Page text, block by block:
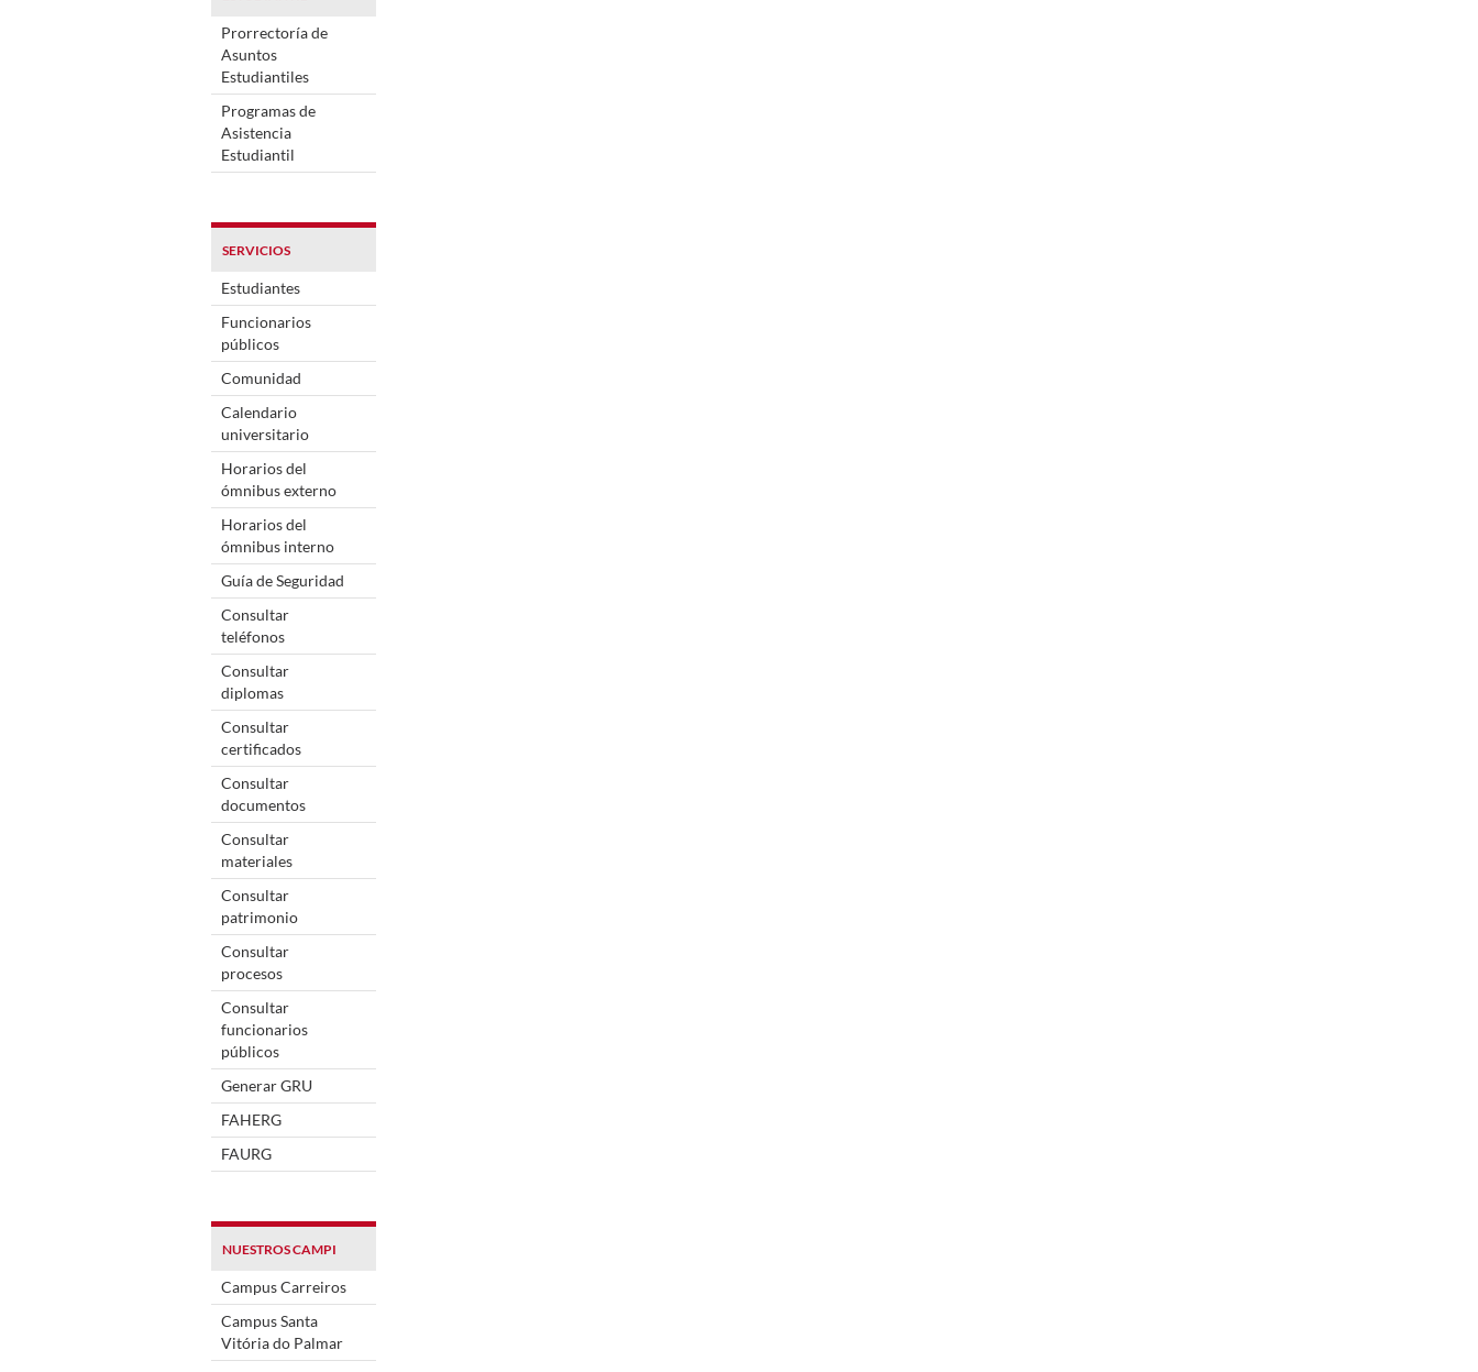
Prorrectoría de
Asuntos
Estudiantiles
Programas de
Asistencia
Estudiantil
SERVICIOS
Estudiantes
Funcionarios
públicos
Comunidad
Calendario
universitario
Horarios del
ómnibus externo
Horarios del
ómnibus interno
Guía de Seguridad
Consultar
teléfonos
Consultar
diplomas
Consultar
certificados
Consultar
documentos
Consultar
materiales
Consultar
patrimonio
Consultar
procesos
Consultar
funcionarios
públicos
Generar GRU
FAHERG
FAURG
NUESTROS CAMPI
Campus Carreiros
Campus Santa
Vitória do Palmar